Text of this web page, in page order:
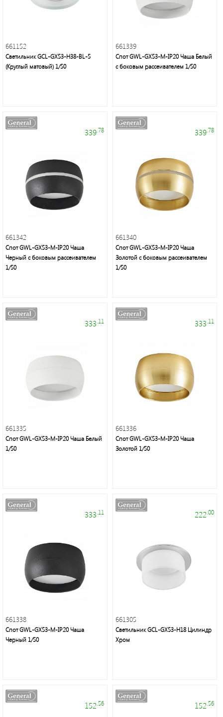
661152
Светильник GCL-GX53-H38-BL-5
(Круглый матовый) 1/50
661339
Спот GWL-GX53-M-IP20 Чаша Белый
с боковым рассеивателем 1/50
339.78
661342
Спот GWL-GX53-M-IP20 Чаша
Черный с боковым рассеивателем
1/50
339.78
661340
Спот GWL-GX53-M-IP20 Чаша
Золотой с боковым рассеивателем
1/50
333 .11
661335
Спот GWL-GX53-M-IP20 Чаша Белый
1/50
333 .11
661336
Спот GWL-GX53-M-IP20 Чаша
Золотой 1/50
333 .11
661338
Спот GWL-GX53-M-IP20 Чаша
Черный 1/50
222 .00
661305
Светильник GCL-GX53-H18 Цилиндр
Хром
152 .56 152 .56